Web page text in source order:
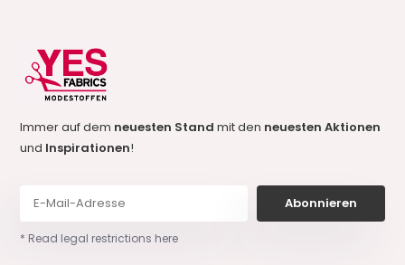
Immer auf dem neuesten Standmit den neuesten Aktionen
und Inspirationen!
Abonnieren
* Read legal restrictions here